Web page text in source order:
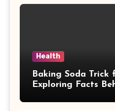
Health
Baking Soda Trick
Exploring Facts